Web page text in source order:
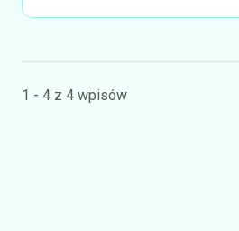
1 - 4 z 4 wpisów